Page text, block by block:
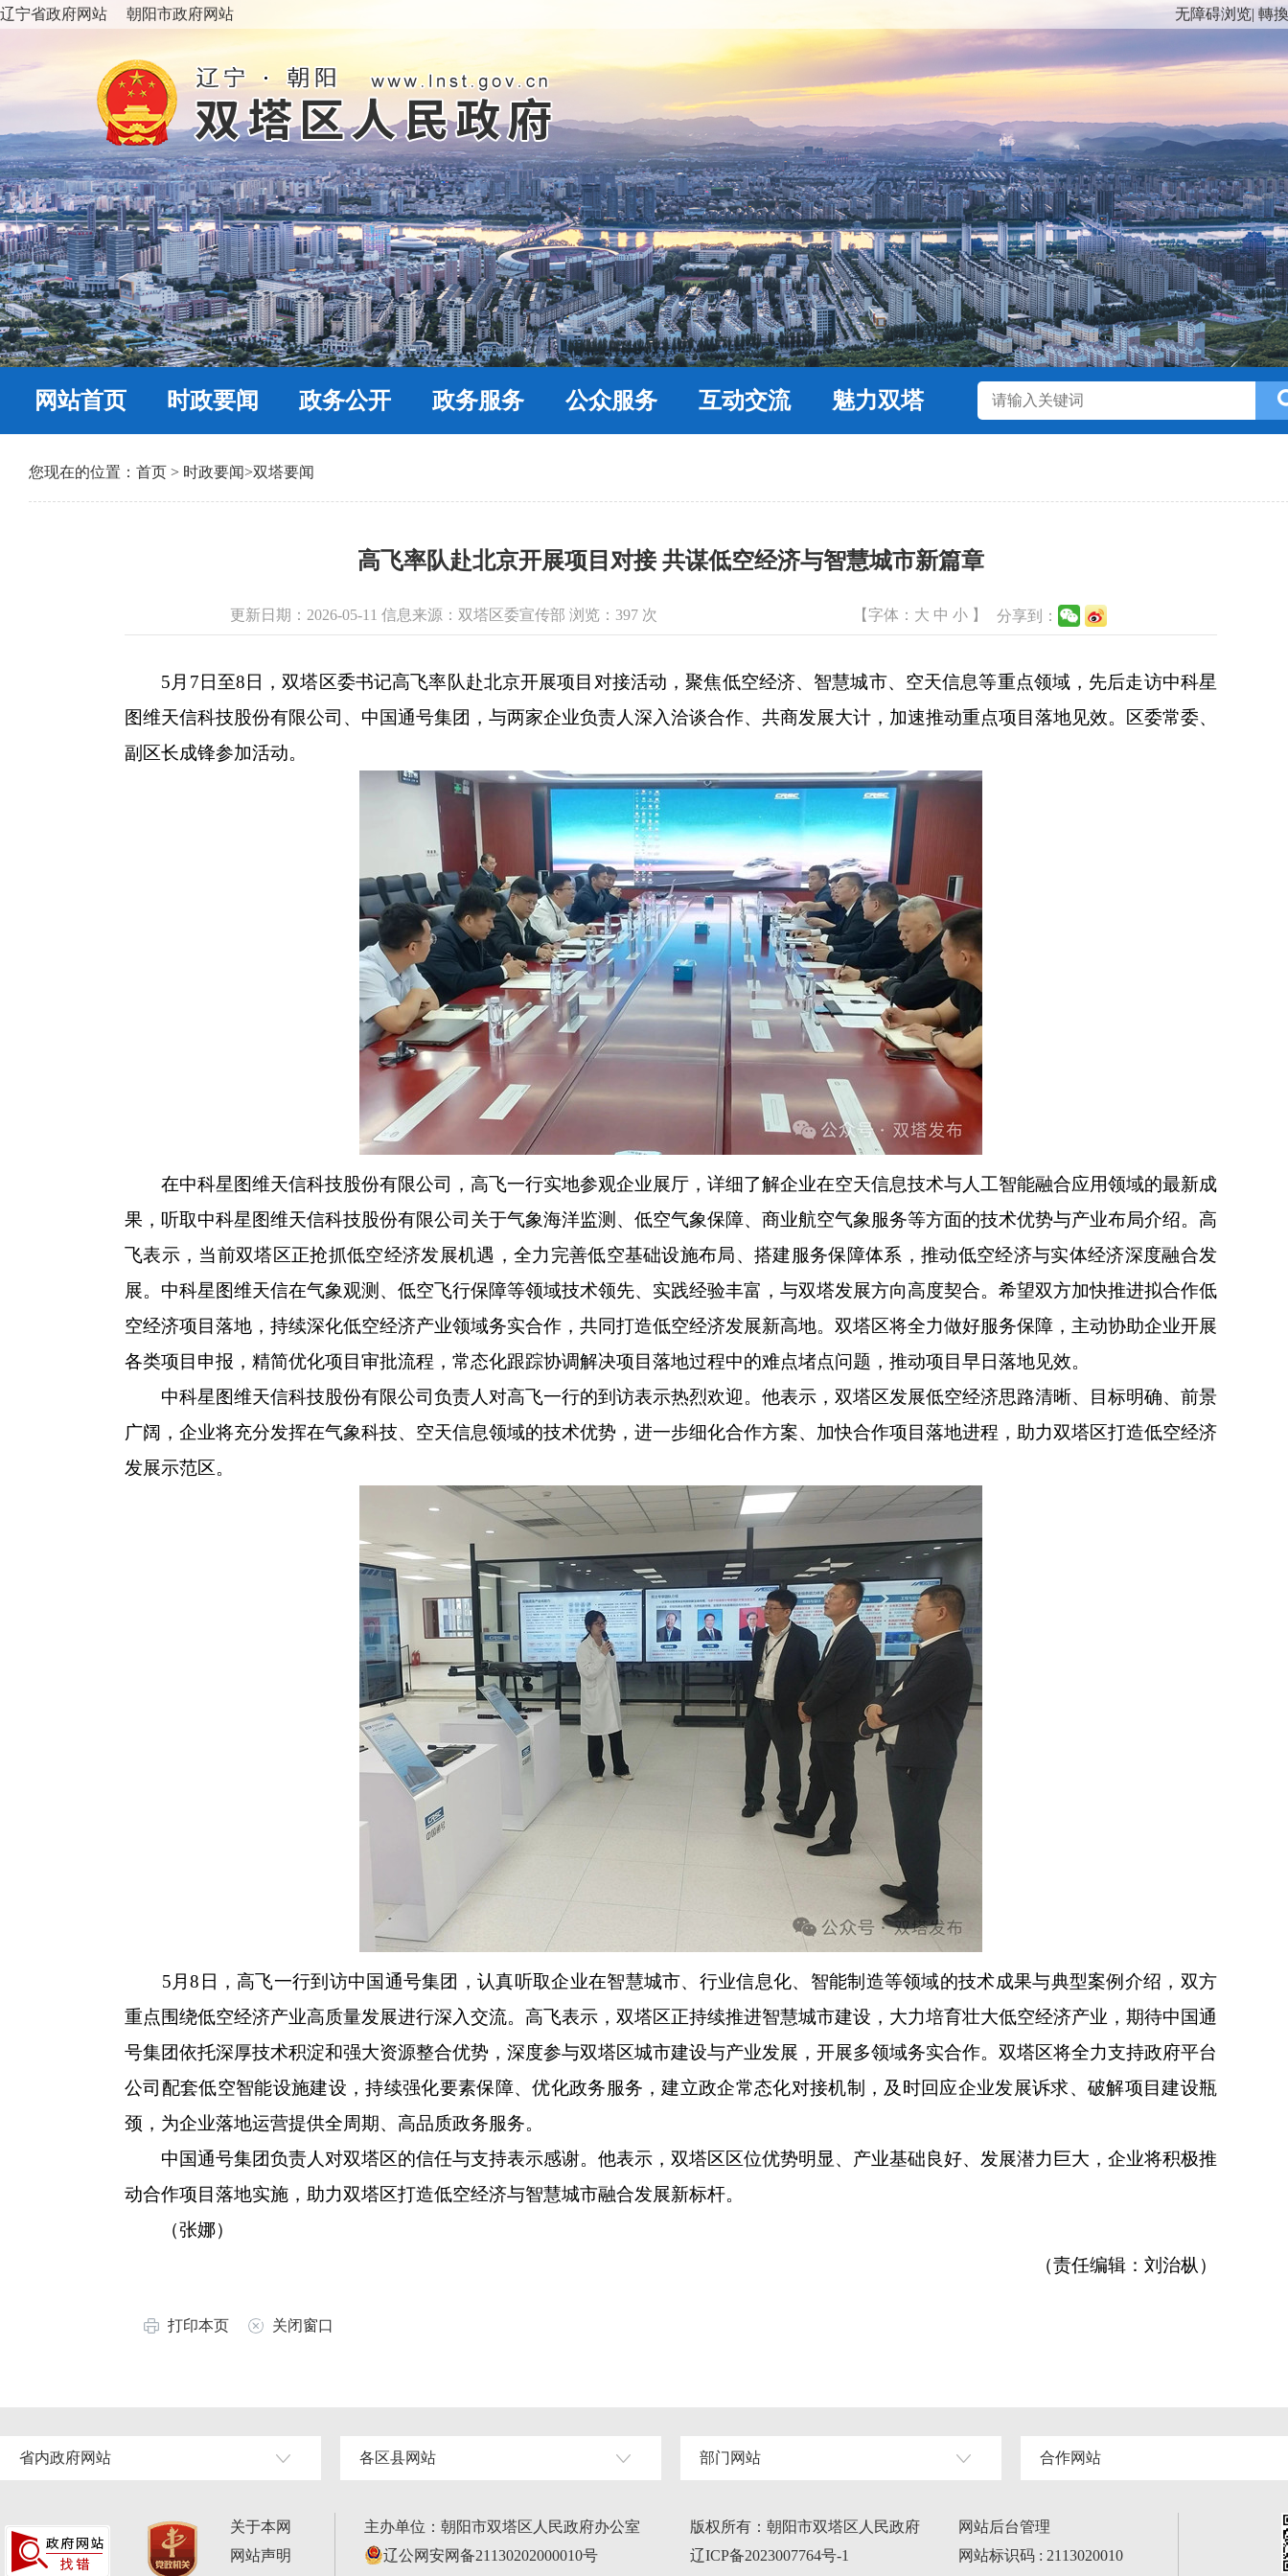
辽宁省政府网站 朝阳市政府网站 无障碍浏览| 轉
网站首页 时政要闻 政务公开 政务服务 公众服务 互动交流 魅力双塔
您现在的位置： 首页 > 时政要闻>双塔要闻
高飞率队赴北京开展项目对接 共谋低空经济与智慧城市新篇章
更新日期：2026-05-11 信息来源：双塔区委宣传部 浏览： 397 次 【字体： 大 中 小 】 分享到：
5月7日至8日，双塔区委书记高飞率队赴北京开展项目对接活动，聚焦低空经济、智慧城市、空天信息等重点领域，先后走访中科星
图维天信科技股份有限公司、中国通号集团，与两家企业负责人深入洽谈合作、共商发展大计，加速推动重点项目落地见效。区委常委、
副区长成锋参加活动。
在中科星图维天信科技股份有限公司，高飞一行实地参观企业展厅，详细了解企业在空天信息技术与人工智能融合应用领域的最新成
果，听取中科星图维天信科技股份有限公司关于气象海洋监测、低空气象保障、商业航空气象服务等方面的技术优势与产业布局介绍。高
飞表示，当前双塔区正抢抓低空经济发展机遇，全力完善低空基础设施布局、搭建服务保障体系，推动低空经济与实体经济深度融合发
展。中科星图维天信在气象观测、低空飞行保障等领域技术领先、实践经验丰富，与双塔发展方向高度契合。希望双方加快推进拟合作低
空经济项目落地，持续深化低空经济产业领域务实合作，共同打造低空经济发展新高地。双塔区将全力做好服务保障，主动协助企业开展
各类项目申报，精简优化项目审批流程，常态化跟踪协调解决项目落地过程中的难点堵点问题，推动项目早日落地见效。
中科星图维天信科技股份有限公司负责人对高飞一行的到访表示热烈欢迎。他表示，双塔区发展低空经济思路清晰、目标明确、前景
广阔，企业将充分发挥在气象科技、空天信息领域的技术优势，进一步细化合作方案、加快合作项目落地进程，助力双塔区打造低空经济
发展示范区。
5月8日，高飞一行到访中国通号集团，认真听取企业在智慧城市、行业信息化、智能制造等领域的技术成果与典型案例介绍，双方
重点围绕低空经济产业高质量发展进行深入交流。高飞表示，双塔区正持续推进智慧城市建设，大力培育壮大低空经济产业，期待中国通
号集团依托深厚技术积淀和强大资源整合优势，深度参与双塔区城市建设与产业发展，开展多领域务实合作。双塔区将全力支持政府平台
公司配套低空智能设施建设，持续强化要素保障、优化政务服务，建立政企常态化对接机制，及时回应企业发展诉求、破解项目建设瓶
颈，为企业落地运营提供全周期、高品质政务服务。
中国通号集团负责人对双塔区的信任与支持表示感谢。他表示，双塔区区位优势明显、产业基础良好、发展潜力巨大，企业将积极推
动合作项目落地实施，助力双塔区打造低空经济与智慧城市融合发展新标杆。
（张娜）
（责任编辑：刘治枞）
打印本页 关闭窗口
省内政府网站 各区县网站 部门网站 合作网站
关于本网
网站声明
主办单位：朝阳市双塔区人民政府办公室
辽公网安网备21130202000010号
版权所有：朝阳市双塔区人民政府
辽ICP备2023007764号-1
网站后台管理
网站标识码 : 2113020010